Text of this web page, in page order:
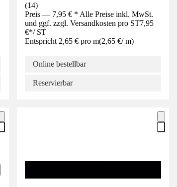
(14)
Preis — 7,95 € * Alle Preise inkl. MwSt.
und ggf. zzgl. Versandkosten pro ST7,95
€*/ ST
Entspricht 2,65 € pro m(2,65 €/ m)
Online bestellbar
Reservierbar